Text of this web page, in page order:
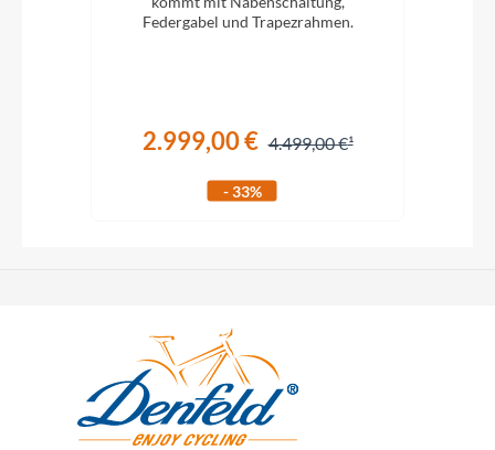
Federgabel und Trapezrahmen.
2.999,00 € 4.499,00 €
- 33%